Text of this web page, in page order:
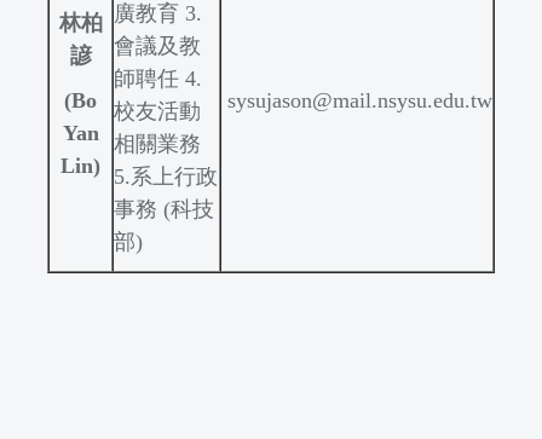
林柏
諺
(Bo
Yan
Lin)
廣教育 3.
會議及教
師聘任 4.
校友活動
相關業務
5.系上行政
事務 (科技
部)
sysujason@mail.nsysu.edu.tw